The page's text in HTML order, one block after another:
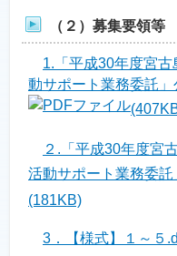
（２）募集要領等
1.「平成30年度宮
動サポート業務委託
２.「平成30年度宮
活動サポート業務委託
(181KB)
3．【様式】１～５